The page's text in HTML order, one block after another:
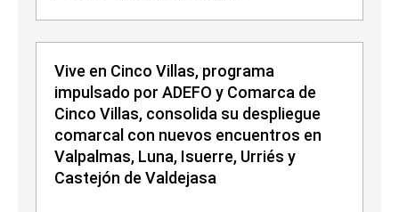
Vive en Cinco Villas, programa
impulsado por ADEFO y Comarca de
Cinco Villas, consolida su despliegue
comarcal con nuevos encuentros en
Valpalmas, Luna, Isuerre, Urriés y
Castejón de Valdejasa